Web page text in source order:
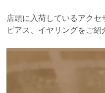
店頭に入荷しているアク
ピアス、イヤリングをご紹